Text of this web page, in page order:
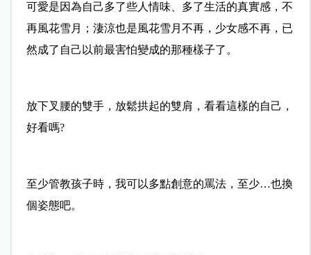
可愛是因為自己多了些人情味、多了生活的真實感，不
再風花雪月；淒涼也是風花雪月不再，少女感不再，已
然成了自己以前最害怕變成的那種樣子了。
放下叉腰的雙手，放鬆拱起的雙肩，看看這樣的自己，
好看嗎?
至少管教孩子時，我可以多點創意的罵法，至少…也換
個姿態吧。